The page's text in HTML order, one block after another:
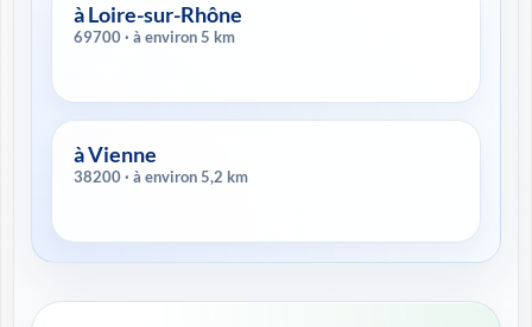
à Loire-sur-Rhône
69700 · à environ 5 km
à Vienne
38200 · à environ 5,2 km